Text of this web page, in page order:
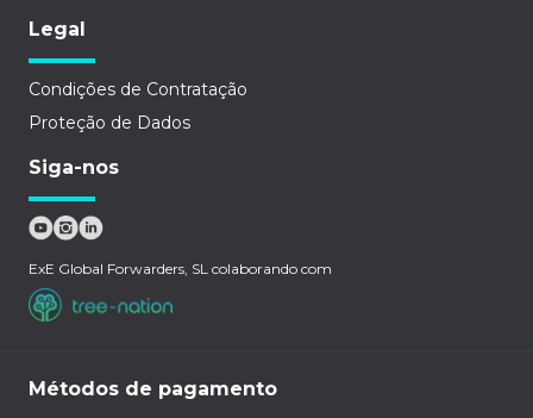
Legal
Condições de Contratação
Proteção de Dados
Siga-nos
ExE Global Forwarders, SL colaborando com
Métodos de pagamento